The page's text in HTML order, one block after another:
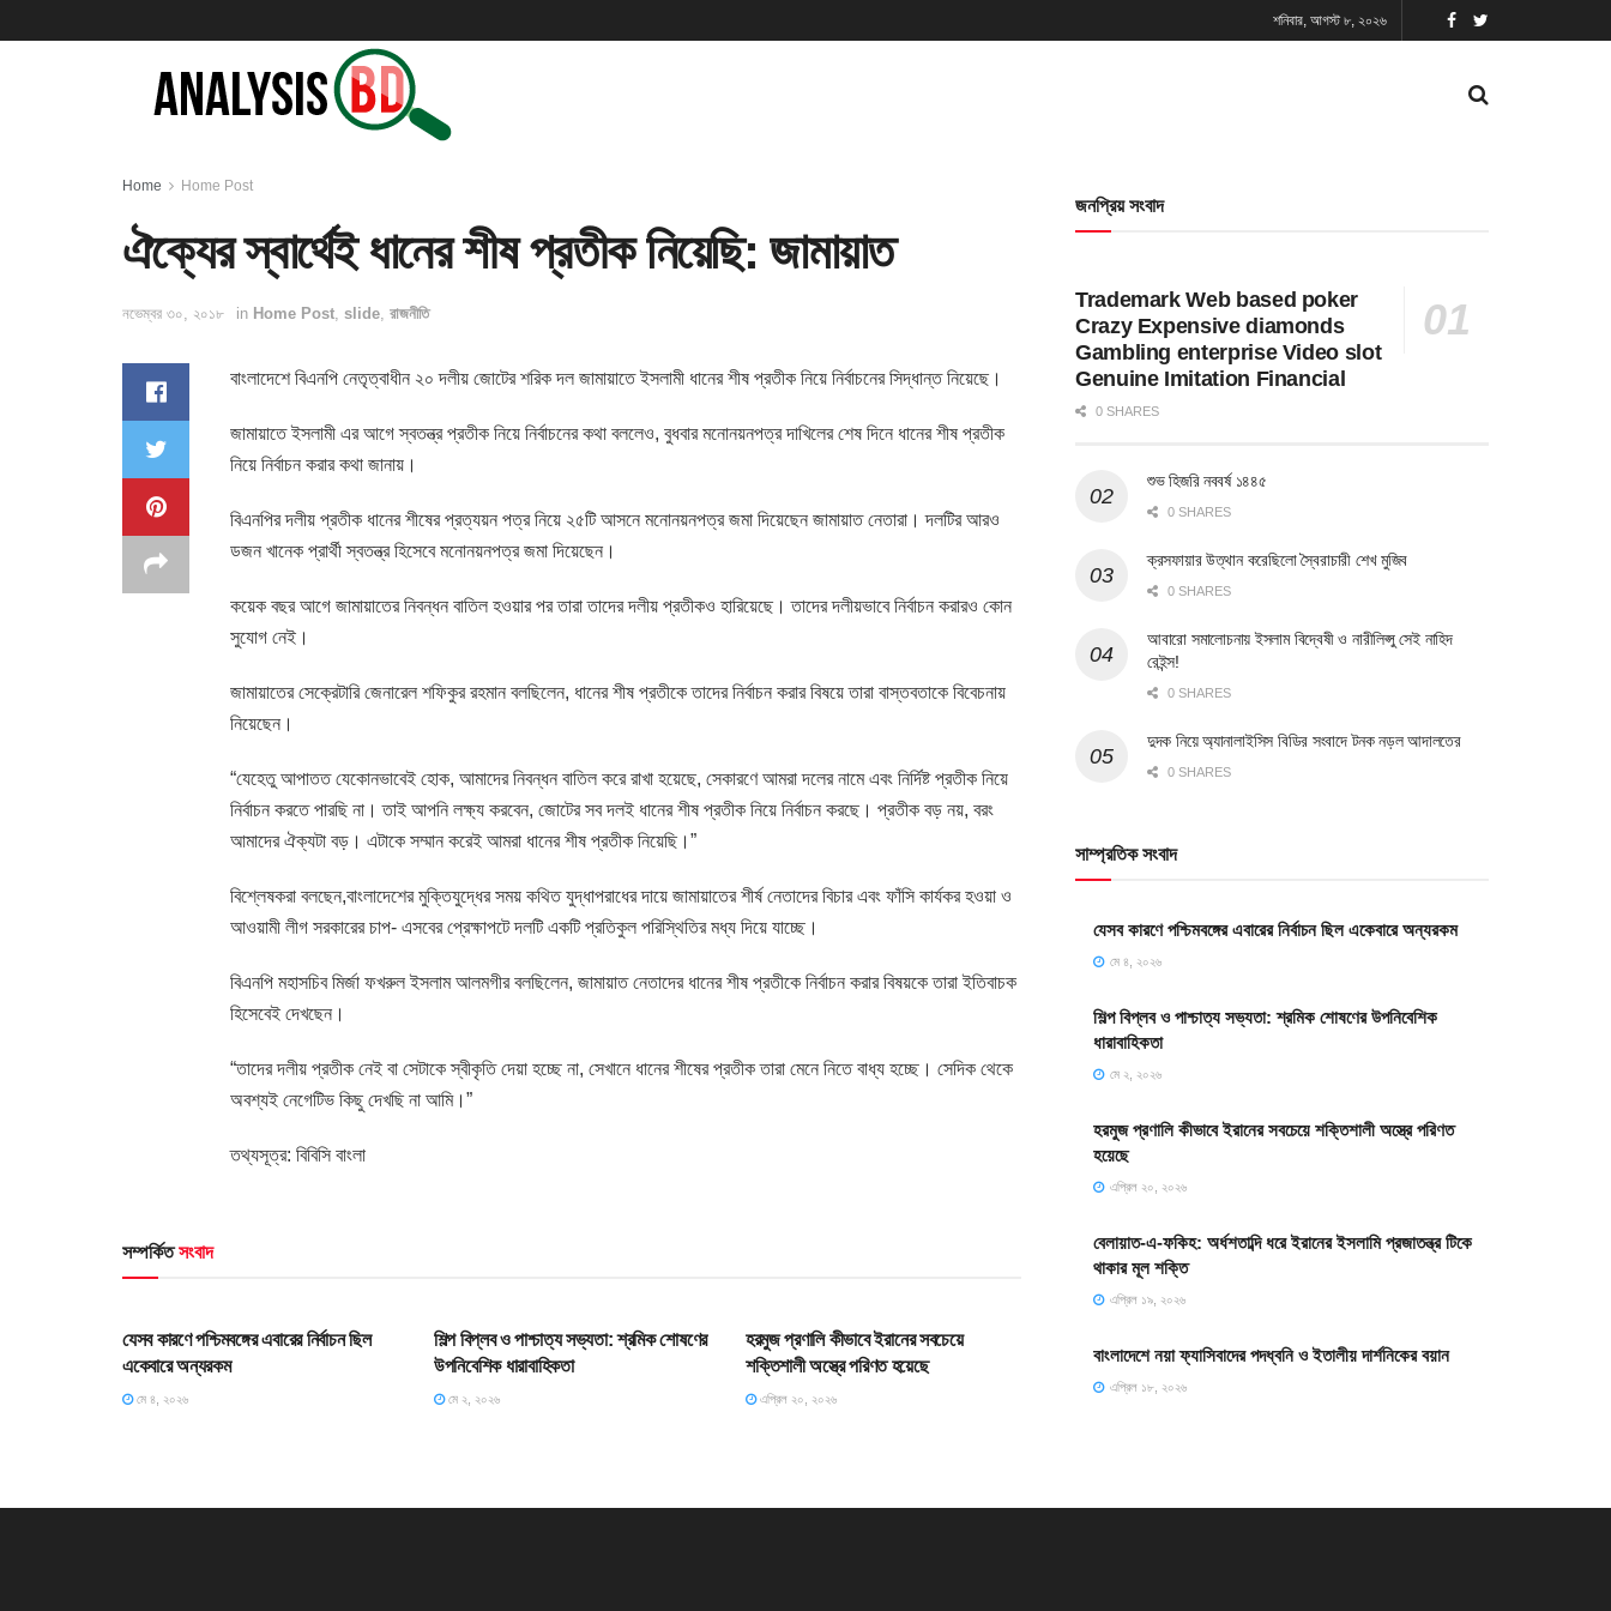
শনিবার, আগস্ট ৮, ২০২৬
Home Home Post
ঐক্যের স্বার্থেই ধানের শীষ প্রতীক নিয়েছি: জামায়াত
নভেম্বর ৩০, ২০১৮ in Home Post slide রাজনীতি
বাংলাদেশে বিএনপি নেতৃত্বাধীন ২০ দলীয় জোটের শরিক দল জামায়াতে ইসলামী ধানের শীষ প্রতীক নিয়ে নির্বাচনের সিদ্ধান্ত নিয়েছে।
জামায়াতে ইসলামী এর আগে স্বতন্ত্র প্রতীক নিয়ে নির্বাচনের কথা বললেও, বুধবার মনোনয়নপত্র দাখিলের শেষ দিনে ধানের শীষ প্রতীক
নিয়ে নির্বাচন করার কথা জানায়।
বিএনপির দলীয় প্রতীক ধানের শীষের প্রত্যয়ন পত্র নিয়ে ২৫টি আসনে মনোনয়নপত্র জমা দিয়েছেন জামায়াত নেতারা। দলটির আরও
ডজন খানেক প্রার্থী স্বতন্ত্র হিসেবে মনোনয়নপত্র জমা দিয়েছেন।
কয়েক বছর আগে জামায়াতের নিবন্ধন বাতিল হওয়ার পর তারা তাদের দলীয় প্রতীকও হারিয়েছে। তাদের দলীয়ভাবে নির্বাচন করারও কোন
সুযোগ নেই।
জামায়াতের সেক্রেটারি জেনারেল শফিকুর রহমান বলছিলেন, ধানের শীষ প্রতীকে তাদের নির্বাচন করার বিষয়ে তারা বাস্তবতাকে বিবেচনায়
নিয়েছেন।
“যেহেতু আপাতত যেকোনভাবেই হোক, আমাদের নিবন্ধন বাতিল করে রাখা হয়েছে, সেকারণে আমরা দলের নামে এবং নির্দিষ্ট প্রতীক নিয়ে
নির্বাচন করতে পারছি না। তাই আপনি লক্ষ্য করবেন, জোটের সব দলই ধানের শীষ প্রতীক নিয়ে নির্বাচন করছে। প্রতীক বড় নয়, বরং
আমাদের ঐক্যটা বড়। এটাকে সম্মান করেই আমরা ধানের শীষ প্রতীক নিয়েছি।”
বিশ্লেষকরা বলছেন,বাংলাদেশের মুক্তিযুদ্ধের সময় কথিত যুদ্ধাপরাধের দায়ে জামায়াতের শীর্ষ নেতাদের বিচার এবং ফাঁসি কার্যকর হওয়া ও
আওয়ামী লীগ সরকারের চাপ- এসবের প্রেক্ষাপটে দলটি একটি প্রতিকুল পরিস্থিতির মধ্য দিয়ে যাচ্ছে।
বিএনপি মহাসচিব মির্জা ফখরুল ইসলাম আলমগীর বলছিলেন, জামায়াত নেতাদের ধানের শীষ প্রতীকে নির্বাচন করার বিষয়কে তারা ইতিবাচক
হিসেবেই দেখছেন।
“তাদের দলীয় প্রতীক নেই বা সেটাকে স্বীকৃতি দেয়া হচ্ছে না, সেখানে ধানের শীষের প্রতীক তারা মেনে নিতে বাধ্য হচ্ছে। সেদিক থেকে
অবশ্যই নেগেটিভ কিছু দেখছি না আমি।”
তথ্যসূত্র: বিবিসি বাংলা
সম্পর্কিতসংবাদ
যেসব কারণে পশ্চিমবঙ্গের এবারের নির্বাচন ছিল
একেবারে অন্যরকম
মে ৪, ২০২৬
শিল্প বিপ্লব ও পাশ্চাত্য সভ্যতা: শ্রমিক শোষণের
উপনিবেশিক ধারাবাহিকতা
মে ২, ২০২৬
হরমুজ প্রণালি কীভাবে ইরানের সবচেয়ে
শক্তিশালী অস্ত্রে পরিণত হয়েছে
এপ্রিল ২০, ২০২৬
জনপ্রিয় সংবাদ
Trademark Web based poker
Crazy Expensive diamonds
Gambling enterprise Video slot
Genuine Imitation Financial
0 SHARES
শুভ হিজরি নববর্ষ ১৪৪৫
0 SHARES
ক্রসফায়ার উত্থান করেছিলো স্বৈরাচারী শেখ মুজিব
0 SHARES
আবারো সমালোচনায় ইসলাম বিদ্বেষী ও নারীলিপ্সু সেই নাহিদ
রেইন্স!
0 SHARES
দুদক নিয়ে অ্যানালাইসিস বিডির সংবাদে টনক নড়ল আদালতের
0 SHARES
সাম্প্রতিক সংবাদ
যেসব কারণে পশ্চিমবঙ্গের এবারের নির্বাচন ছিল একেবারে অন্যরকম
মে ৪, ২০২৬
শিল্প বিপ্লব ও পাশ্চাত্য সভ্যতা: শ্রমিক শোষণের উপনিবেশিক
ধারাবাহিকতা
মে ২, ২০২৬
হরমুজ প্রণালি কীভাবে ইরানের সবচেয়ে শক্তিশালী অস্ত্রে পরিণত
হয়েছে
এপ্রিল ২০, ২০২৬
বেলায়াত-এ-ফকিহ: অর্ধশতাব্দি ধরে ইরানের ইসলামি প্রজাতন্ত্র টিকে
থাকার মূল শক্তি
এপ্রিল ১৯, ২০২৬
বাংলাদেশে নয়া ফ্যাসিবাদের পদধ্বনি ও ইতালীয় দার্শনিকের বয়ান
এপ্রিল ১৮, ২০২৬